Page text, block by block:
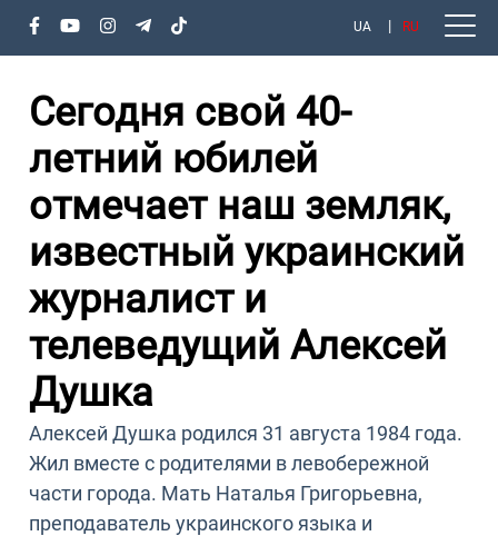
UA RU
Сегодня свой 40-
летний юбилей
отмечает наш земляк,
известный украинский
журналист и
телеведущий Алексей
Душка
Алексей Душка родился 31 августа 1984 года.
Жил вместе с родителями в левобережной
части города. Мать Наталья Григорьевна,
преподаватель украинского языка и